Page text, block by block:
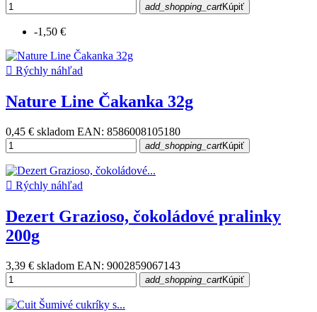
add_shopping_cartKúpiť
-1,50 €
 Rýchly náhľad
Nature Line Čakanka 32g
0,45 € skladom EAN: 8586008105180
add_shopping_cartKúpiť
 Rýchly náhľad
Dezert Grazioso, čokoládové pralinky
200g
3,39 € skladom EAN: 9002859067143
add_shopping_cartKúpiť